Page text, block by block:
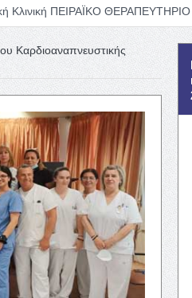
ΘΕΡΑΠΕΥΤΗΡΙΟ Α. Ε. – Θέσεις
Καρδιοαναπνευστικής